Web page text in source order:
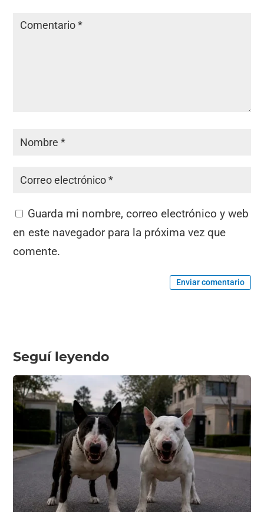
Guarda mi nombre, correo electrónico y web
en este navegador para la próxima vez que
comente.
Enviar comentario
Seguí leyendo